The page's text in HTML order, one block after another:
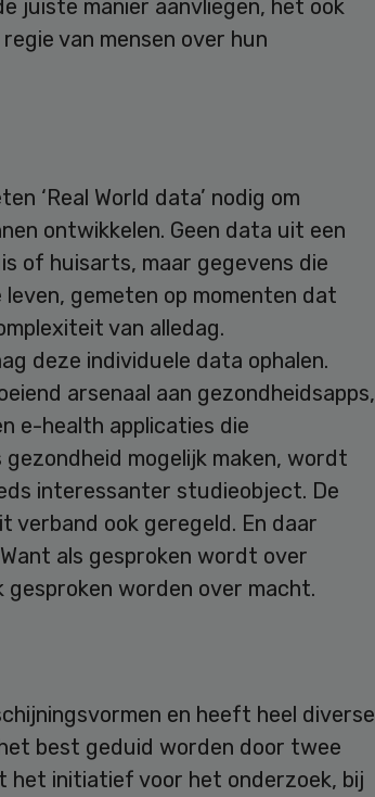
juiste manier aanvliegen, het ook
van mensen over hun
‘Real World data’ nodig om
ontwikkelen. Geen data uit een
of huisarts, maar gegevens die
gemeten op momenten dat
van alledag.
deze individuele data ophalen.
arsenaal aan gezondheidsapps,
e-health applicaties die
gezondheid mogelijk maken, wordt
interessanter studieobject. De
verband ook geregeld. En daar
als gesproken wordt over
gesproken worden over macht.
en heeft heel diverse
best geduid worden door twee
het initiatief voor het onderzoek, bij